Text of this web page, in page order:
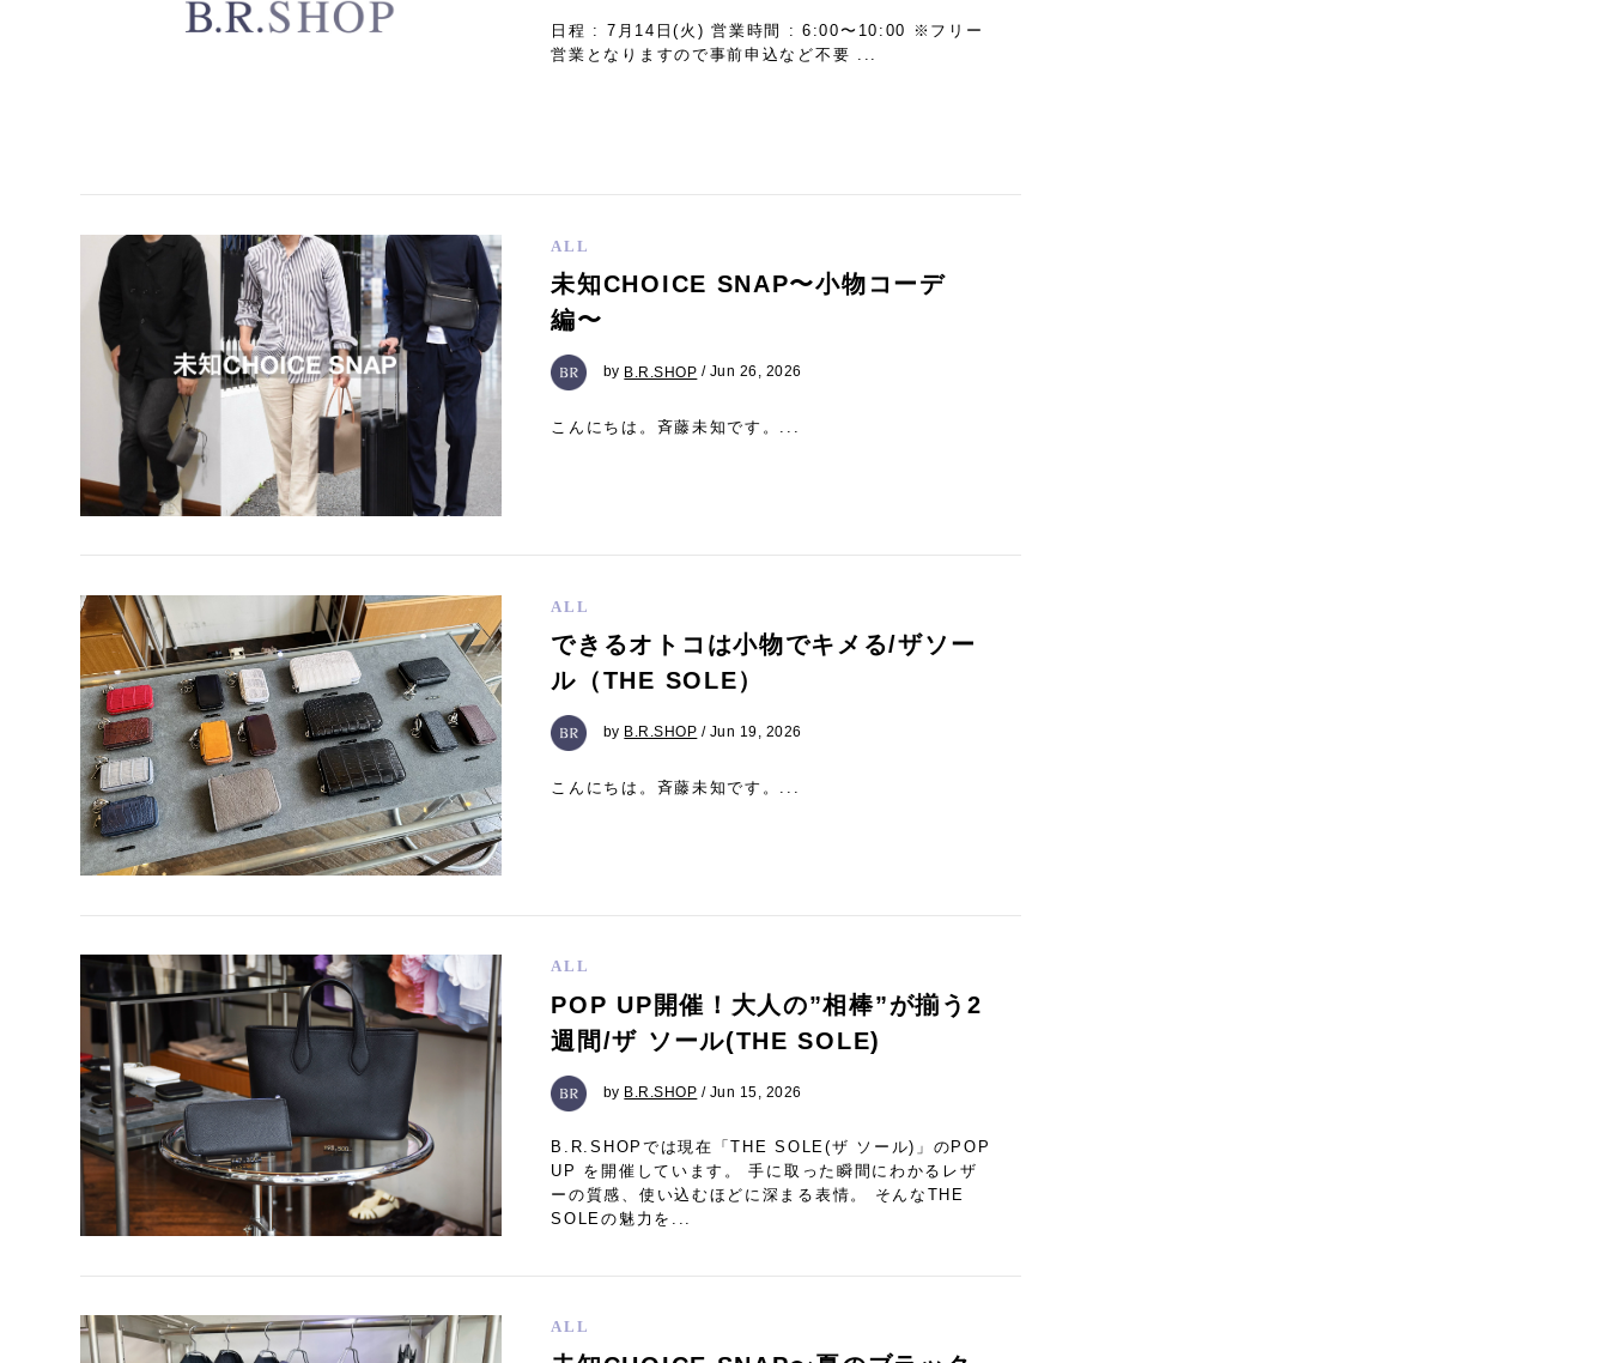
日程 : 7月14日(火) 営業時間 : 6:00〜10:00 ※フリー
営業となりますので事前申込など不要 ...
ALL
未知CHOICE SNAP〜小物コーデ
編〜
by B.R.SHOP / Jun 26, 2026
こんにちは。斉藤未知です。...
ALL
できるオトコは小物でキメる/ザソー
ル（THE SOLE）
by B.R.SHOP / Jun 19, 2026
こんにちは。斉藤未知です。...
ALL
POP UP開催！大人の”相棒”が揃う2
週間/ザ ソール(THE SOLE)
by B.R.SHOP / Jun 15, 2026
B.R.SHOPでは現在「THE SOLE(ザ ソール)」のPOP
UP を開催しています。 手に取った瞬間にわかるレザ
ーの質感、使い込むほどに深まる表情。 そんなTHE
SOLEの魅力を...
ALL